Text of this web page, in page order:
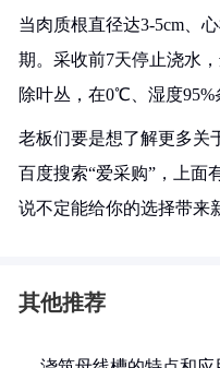
当肉质根直径达3-5cm、
期。采收前7天停止浇水
除叶丛，在0℃、湿度95%
老板们要是想了解更多关
百度搜索“爱采购”，上面
说不定能给你的选择带来
其他推荐